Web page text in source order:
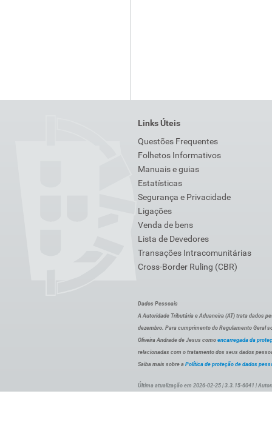
Links Úteis
Questões Frequentes
Folhetos Informativos
Manuais e guias
Estatísticas
Segurança e Privacidade
Ligações
Venda de bens
Lista de Devedores
Transações Intracomunitárias
Cross-Border Ruling (CBR)
Dados Pessoais
A Autoridade Tributária e Aduaneira (AT) trata dados
dezembro. Para cumprimento do Regulamento Geral
Oliveira Andrade de Jesus como encarregada da
relacionadas com o tratamento dos seus dados
Saiba mais sobre a Política de proteção de dados
Última atualização em 2026-02-25 | 3.3.15-6041 |